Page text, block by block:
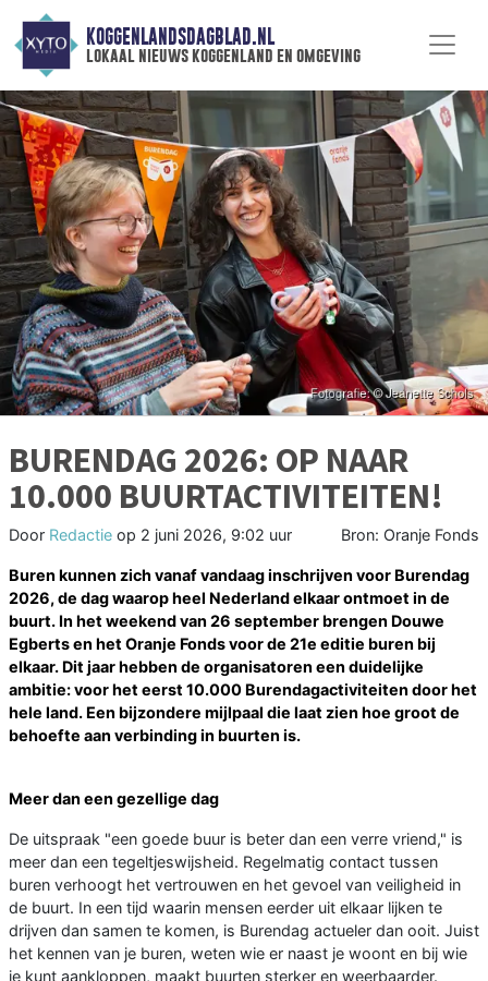
KOGGENLANDSDAGBLAD.NL
lokaal nieuws koggenland en omgeving
BURENDAG 2026: OP NAAR
10.000 BUURTACTIVITEITEN!
Door Redactie op 2 juni 2026, 9:02 uur Bron: Oranje Fonds
Buren kunnen zich vanaf vandaag inschrijven voor Burendag
2026, de dag waarop heel Nederland elkaar ontmoet in de
buurt. In het weekend van 26 september brengen Douwe
Egberts en het Oranje Fonds voor de 21e editie buren bij
elkaar. Dit jaar hebben de organisatoren een duidelijke
ambitie: voor het eerst 10.000 Burendagactiviteiten door het
hele land. Een bijzondere mijlpaal die laat zien hoe groot de
behoefte aan verbinding in buurten is.
Meer dan een gezellige dag
De uitspraak "een goede buur is beter dan een verre vriend," is
meer dan een tegeltjeswijsheid. Regelmatig contact tussen
buren verhoogt het vertrouwen en het gevoel van veiligheid in
de buurt. In een tijd waarin mensen eerder uit elkaar lijken te
drijven dan samen te komen, is Burendag actueler dan ooit. Juist
het kennen van je buren, weten wie er naast je woont en bij wie
je kunt aankloppen, maakt buurten sterker en weerbaarder.